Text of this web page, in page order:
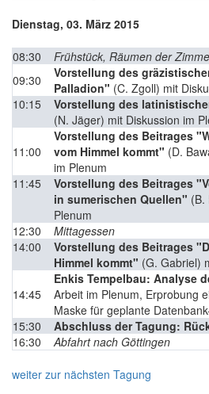
Dienstag, 03. März 2015
08:30
Frühstück, Räumen der
09:30
Vorstellung des
Palladion" (C. Zgoll) mit
10:15
Vorstellung des
(N. Jäger) mit Diskussion im
11:00
Vorstellung des Beitrages
vom Himmel kommt" (D.
im Plenum
11:45
Vorstellung des Beitrages
in sumerischen Quellen" (B.
Plenum
12:30
Mittagessen
14:00
Vorstellung des Beitrages
Himmel kommt" (G. Gabriel)
14:45
Enkis Tempelbau: Analyse
Arbeit im Plenum, Erprobung
Maske für geplante
15:30
Abschluss der Tagung:
16:30
Abfahrt nach Göttingen
weiter zur nächsten Tagung